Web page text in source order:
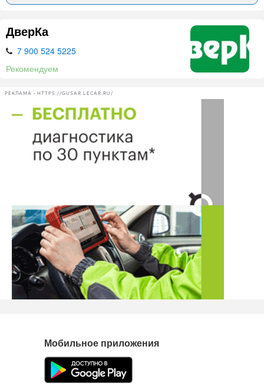
А так же, задать вопрос представителями фирмы:
Грузоперевозки город меж город звоните, пишите. 3
Высота груза 1.8 метра.
Ширина груза 2 метра.
Длинна груза 3 метра.
ДверКа
7 900 524 5225
Рекомендуем
РЕКЛАМА • HTTPS://GUSAR.LECAR.RU/
Мобильное приложения